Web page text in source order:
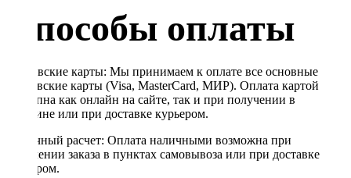
Способы оплаты
Банковские карты: Мы принимаем к оплате все основные
банковские карты (Visa, MasterCard, МИР). Оплата картой
доступна как онлайн на сайте, так и при получении в
магазине или при доставке курьером.
Наличный расчет: Оплата наличными возможна при
получении заказа в пунктах самовывоза или при доставке
курьером.